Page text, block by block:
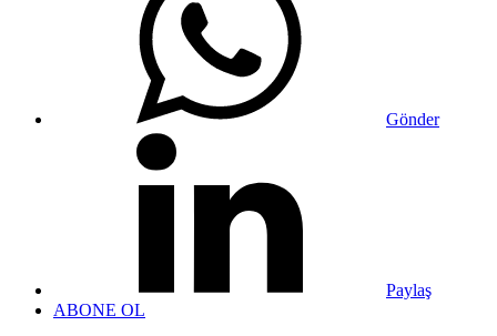
Gönder
Paylaş
ABONE OL